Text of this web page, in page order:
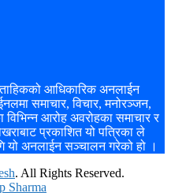
आधिकारिक अनलाईन
समाचार, विचार, मनोरञ्जन,
आरोह अवरोहका समाचार र
प्रकाशित यो पत्रिका ले
यो अनलाईन सञ्चालन गरेको हो ।
. All Rights Reserved.
Sharma